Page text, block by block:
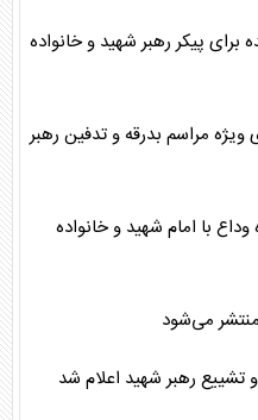
پیکر رهبر شهید و خانواده
رضوی ویژه مراسم بدرقه و تدفین رهبر
با امام شهید و خانواده
می‌شود
تشییع رهبر شهید اعلام شد